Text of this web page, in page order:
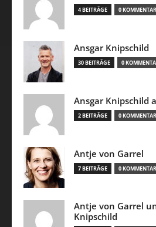
4 BEITRÄGE 0
Ansgar Knipschild
30 BEITRÄGE 0
Ansgar Knipschild
2 BEITRÄGE 0
Antje von Garrel
7 BEITRÄGE 0
Antje von Garrel
Knipschild